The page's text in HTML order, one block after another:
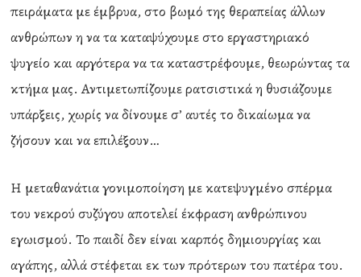
πειράματα με έμβρυα, στο βωμό της θεραπείας άλλων
ανθρώπων η να τα καταψύχουμε στο εργαστηριακό
ψυγείο και αργότερα να τα καταστρέφουμε, θεωρώντας τα
κτήμα μας. Αντιμετωπίζουμε ρατσιστικά η θυσιάζουμε
υπάρξεις, χωρίς να δίνουμε σ’ αυτές το δικαίωμα να
ζήσουν και να επιλέξουν…
Η μεταθανάτια γονιμοποίηση με κατεψυγμένο σπέρμα
του νεκρού συζύγου αποτελεί έκφραση ανθρώπινου
εγωισμού. Το παιδί δεν είναι καρπός δημιουργίας και
αγάπης, αλλά στέφεται εκ των πρότερων του πατέρα του.